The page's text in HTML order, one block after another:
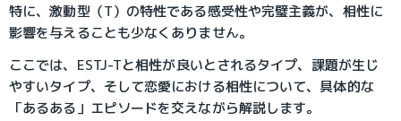
特に、激動型（T）の特性である感受性や完璧主義が、相性に
影響を与えることも少なくありません。
ここでは、ESTJ-Tと相性が良いとされるタイプ、課題が生じ
やすいタイプ、そして恋愛における相性について、具体的な
「あるある」エピソードを交えながら解説します。